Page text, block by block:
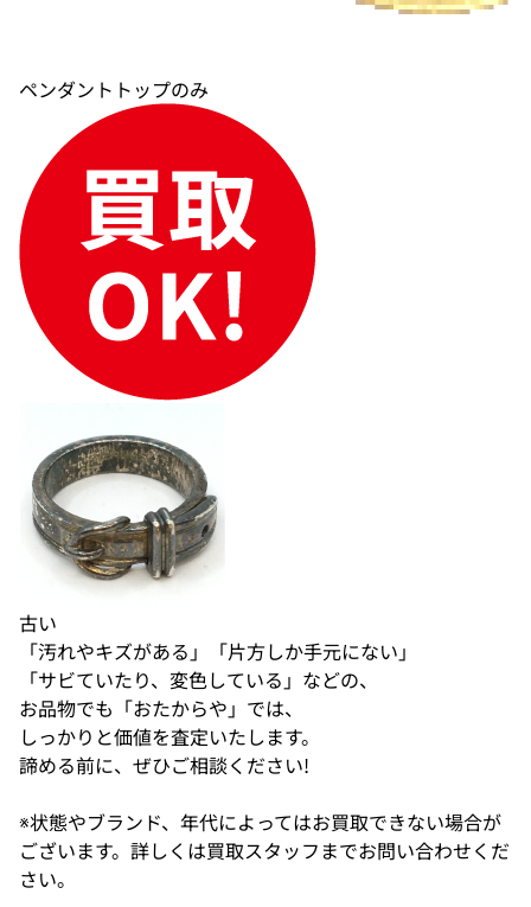
ペンダントトップのみ
古い
「汚れやキズがある」「片方しか手元にない」
「サビていたり、変色している」などの、
お品物でも「おたからや」では、
しっかりと価値を査定いたします。
諦める前に、ぜひご相談ください!
※状態やブランド、年代によってはお買取できない場合が
ございます。詳しくは買取スタッフまでお問い合わせくだ
さい。